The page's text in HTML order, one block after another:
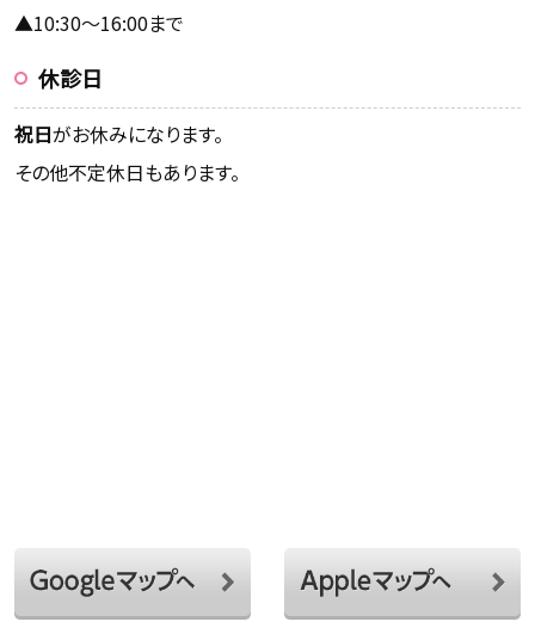
▲10:30～16:00まで
休診日
祝日がお休みになります。
その他不定休日もあります。